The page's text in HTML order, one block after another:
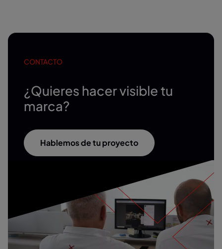
CONTACTO
¿Quieres hacer visible tu
marca?
Hablemos de tu proyecto